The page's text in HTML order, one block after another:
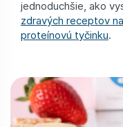
jednoduchšie, ako
zdravých receptov
proteínovú tyčinku.